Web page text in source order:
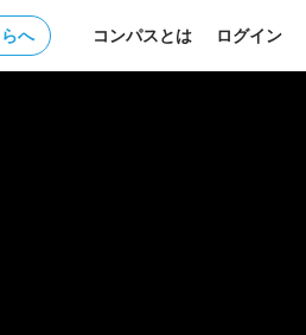
へ コンパスとは ログイン